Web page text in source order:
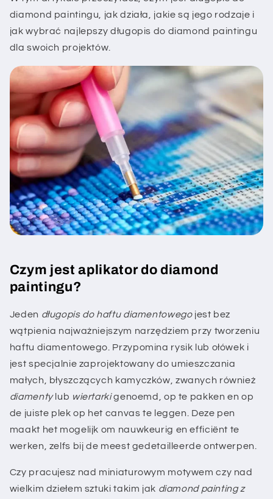
diamond paintingu, jak działa, jakie są jego rodzaje i
jak wybrać najlepszy długopis do diamond paintingu
dla swoich projektów.
Czym jest aplikator do diamond
paintingu?
Jeden długopis do haftu diamentowegojest bez
wątpienia najważniejszym narzędziem przy tworzeniu
haftu diamentowego. Przypomina rysik lub ołówek i
jest specjalnie zaprojektowany do umieszczania
małych, błyszczących kamyczków, zwanych również
diamentylub wiertarkigenoemd, op te pakken en op
de juiste plek op het canvas te leggen. Deze pen
maakt het mogelijk om nauwkeurig en efficiënt te
werken, zelfs bij de meest gedetailleerde ontwerpen.
Czy pracujesz nad miniaturowym motywem czy nad
wielkim dziełem sztuki takim jak diamond painting z